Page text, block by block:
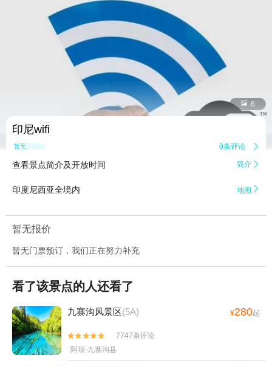
 6
印尼wifi
暂无点评 0条评论 
查看景点简介及开放时间 简介 
印度尼西亚全境内 地图 
暂无报价
暂无门票预订，我们正在努力补充
看了该景点的人还看了
九寨沟风景区(5A) ¥280起


7747条评论
阿坝·九寨沟县